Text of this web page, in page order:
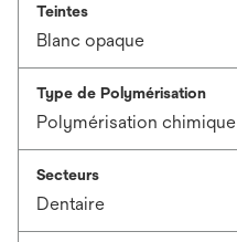
Teintes
Blanc opaque
Type de Polymérisation
Polymérisation chimique
Secteurs
Dentaire